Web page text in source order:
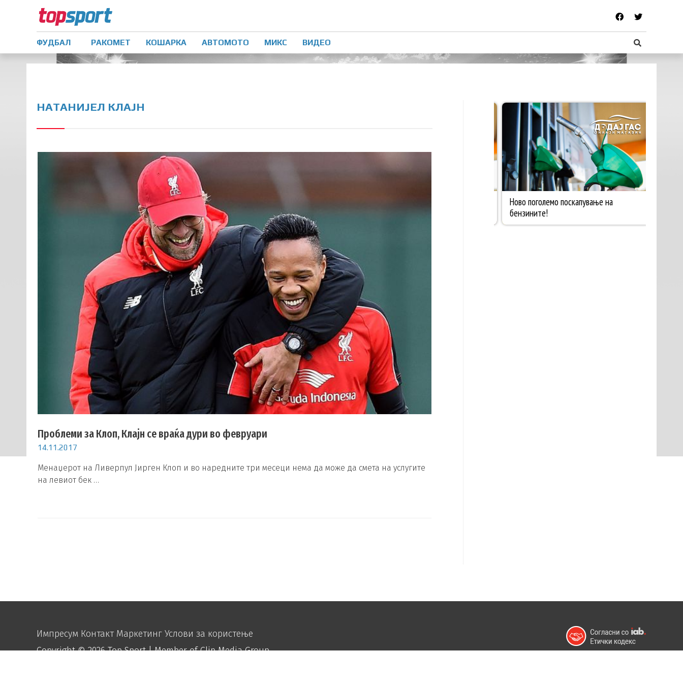
ФУДБАЛ РАКОМЕТ КОШАРКА АВТОМОТО МИКС ВИДЕО
НАТАНИЈЕЛ КЛАЈН
Проблеми за Клоп, Клајн се враќа дури во февруари
14.11.2017
Менаџерот на Ливерпул Јирген Клоп и во наредните три месеци нема да може да смета на услугите
на левиот бек …
Импресум Контакт Маркетинг Услови за користење
Copyright © 2026Top Sport| Member of Clip Media Group